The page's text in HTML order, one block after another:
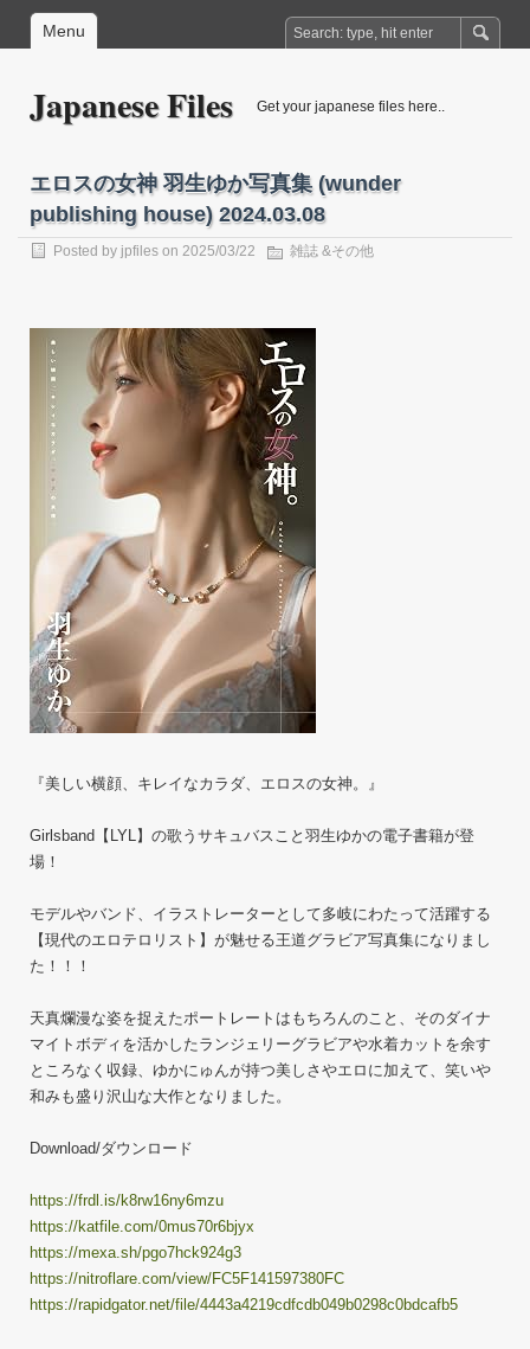
Menu
Japanese Files Get your japanese files here..
エロスの女神 羽生ゆか写真集 (wunder
publishing house) 2024.03.08
Posted by jpfiles on 2025/03/22 雑誌 &その他
『美しい横顔、キレイなカラダ、エロスの女神。』
Girlsband【LYL】の歌うサキュバスこと羽生ゆかの電子書籍が登
場！
モデルやバンド、イラストレーターとして多岐にわたって活躍する
【現代のエロテロリスト】が魅せる王道グラビア写真集になりまし
た！！！
天真爛漫な姿を捉えたポートレートはもちろんのこと、そのダイナ
マイトボディを活かしたランジェリーグラビアや水着カットを余す
ところなく収録、ゆかにゅんが持つ美しさやエロに加えて、笑いや
和みも盛り沢山な大作となりました。
Download/ダウンロード
https://frdl.is/k8rw16ny6mzu
https://katfile.com/0mus70r6bjyx
https://mexa.sh/pgo7hck924g3
https://nitroflare.com/view/FC5F141597380FC
https://rapidgator.net/file/4443a4219cdfcdb049b0298c0bdcafb5